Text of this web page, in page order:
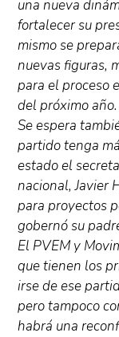
una nueva
fortalecer su
mismo se
nuevas figuras,
para el proceso
del próximo año.
Se espera
partido tenga
estado el
nacional, Javier
para proyectos
gobernó su
El PVEM y
que tienen los
irse de ese
pero tampoco
habrá una